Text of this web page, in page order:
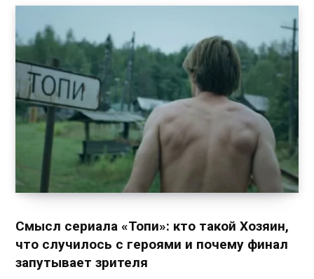
Смысл сериала «Топи»: кто такой Хозяин,
что случилось с героями и почему финал
запутывает зрителя